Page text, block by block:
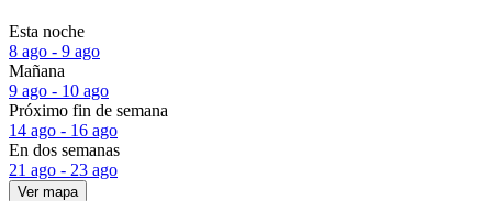
Esta noche
8 ago - 9 ago
Mañana
9 ago - 10 ago
Próximo fin de semana
14 ago - 16 ago
En dos semanas
21 ago - 23 ago
Ver mapa